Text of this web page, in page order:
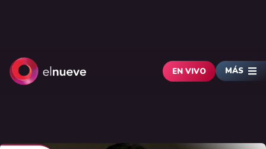
EN VIVO MÁS